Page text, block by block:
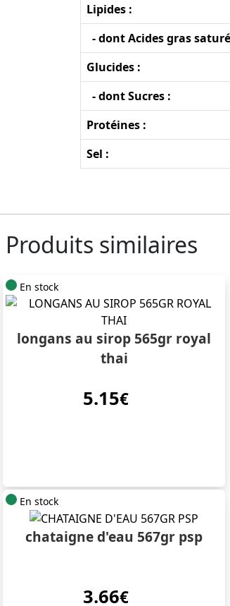
Lipides :
- dont Acides gras
Glucides :
- dont Sucres :
Protéines :
Sel :
Produits similaires
En stock
longans au sirop 565gr royal
thai
5.15€
En stock
chataigne d'eau 567gr psp
3.66€